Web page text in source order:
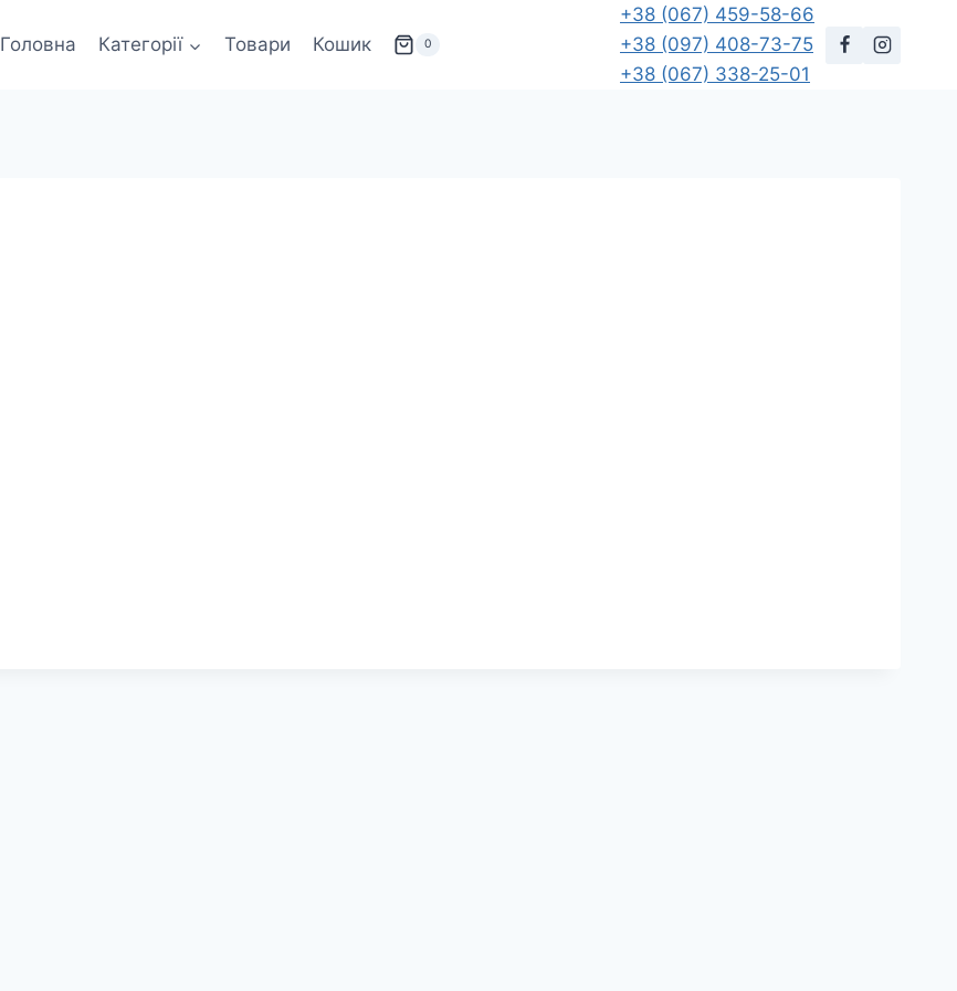
Головна Категорії Товари Кошик 0
+38 (067) 459-58-66
+38 (097) 408-73-75
+38 (067) 338-25-01